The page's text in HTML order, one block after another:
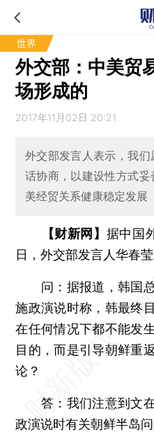
世界
外交部：中美贸
场形成的
2017年11月02日 20:21
外交部发言人表示，我
话协商，以建设性方式
美经贸关系健康稳定发展
【财新网】 据中国
日，外交部发言人华春
问： 据报道，韩国
施政演说时称，韩最终
在任何情况下都不能发
目的，而是引导朝鲜重
论？
答： 我们注意到文
政演说时有关朝鲜半岛问